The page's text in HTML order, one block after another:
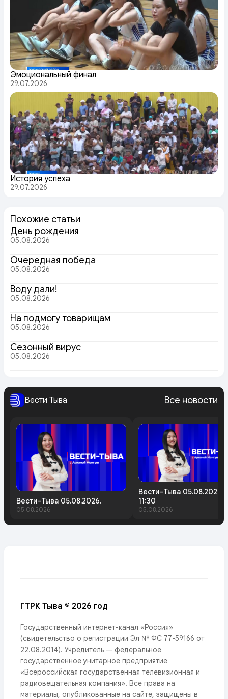
Эмоциональный финал
29.07.2026
История успеха
29.07.2026
Похожие статьи
День рождения
05.08.2026
Очередная победа
05.08.2026
Воду дали!
05.08.2026
На подмогу товарищам
05.08.2026
Сезонный вирус
05.08.2026
Вести Тыва Все новости
Вести-Тыва 05.08.2026.
05.08.2026
Вести-Тыва 05.08.2026.
11:30
05.08.2026
ГТРК Тыва © 2026 год
Государственный интернет-канал «Россия»
(свидетельство о регистрации Эл № ФС 77-59166 от
22.08.2014). Учредитель — федеральное
государственное унитарное предприятие
«Всероссийская государственная телевизионная и
радиовещательная компания». Все права на
материалы, опубликованные на сайте, защищены в